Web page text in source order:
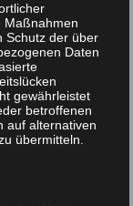
Maßnahmen
Schutz der über
Daten
gewährleistet
betroffenen
auf alternativen
übermitteln.